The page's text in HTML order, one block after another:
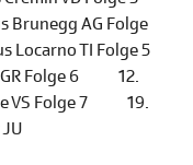
AG Folge
TI Folge 5
GR Folge 6 12.
VS Folge 7 19.